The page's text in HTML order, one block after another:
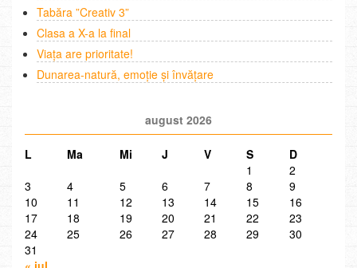
Tabăra ”Creativ 3”
Clasa a X-a la final
Viața are prioritate!
Dunarea-natură, emoție și învățare
august 2026
L Ma Mi J V S
D
1
2
3
4 5 6 7 8
9
10
11 12 13 14 15
16
17
18 19 20 21 22
23
24
25 26 27 28 29
30
31